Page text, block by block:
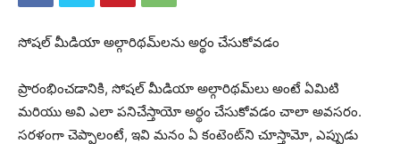
సోషల్ మీడియా అల్గారిథమ్‌లను అర్థం చేసుకోవడం
ప్రారంభించడానికి, సోషల్ మీడియా అల్గారిథమ్‌లు అంటే ఏమిటి
మరియు అవి ఎలా పనిచేస్తాయో అర్థం చేసుకోవడం చాలా అవసరం.
సరళంగా చెప్పాలంటే, ఇవి మనం ఏ కంటెంట్‌ని చూస్తామో, ఎప్పుడు